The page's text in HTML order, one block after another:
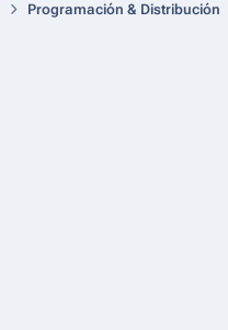
Programación & Distribución